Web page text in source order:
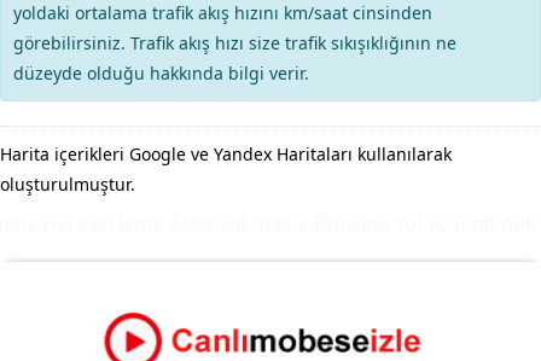
yoldaki ortalama trafik akış hızını km/saat cinsinden
görebilirsiniz. Trafik akış hızı size trafik sıkışıklığının ne
düzeyde olduğu hakkında bilgi verir.
Harita içerikleri Google ve Yandex Haritaları kullanılarak
oluşturulmuştur.